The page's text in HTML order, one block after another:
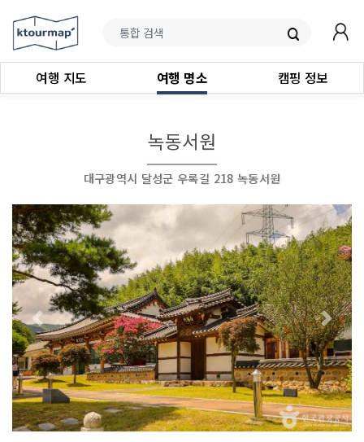
여행 지도 여행 명소 캠핑 정보
녹동서원
대구광역시 달성군 우록길 218 녹동서원